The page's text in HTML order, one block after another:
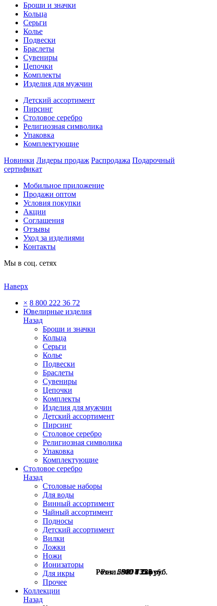
Розн.:5640 4 230руб.
Розн.:5640 4 230руб.
Розн.:6910 5 183руб.
Розн.:980 735руб.
Розн.:2300 1 725руб.
Розн.:980 735руб.
Броши и значки
Кольца
Серьги
Колье
Подвески
Браслеты
Сувениры
Цепочки
Комплекты
Изделия для мужчин
Детский ассортимент
Пирсинг
Столовое серебро
Религиозная символика
Упаковка
Комплектующие
Новинки Лидеры продаж Распродажа Подарочный
сертификат
Мобильное приложение
Продажи оптом
Условия покупки
Акции
Соглашения
Отзывы
Уход за изделиями
Контакты
Мы в соц. сетях
Наверх
× 8 800 222 36 72
Ювелирные изделия
Назад
Броши и значки
Кольца
Серьги
Колье
Подвески
Браслеты
Сувениры
Цепочки
Комплекты
Изделия для мужчин
Детский ассортимент
Пирсинг
Столовое серебро
Религиозная символика
Упаковка
Комплектующие
Столовое серебро
Назад
Столовые наборы
Для воды
Винный ассортимент
Чайный ассортимент
Подносы
Детский ассортимент
Вилки
Ложки
Ножи
Ионизаторы
Для икры
Прочее
Коллекции
Назад